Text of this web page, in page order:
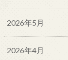
2026年5月
2026年4月